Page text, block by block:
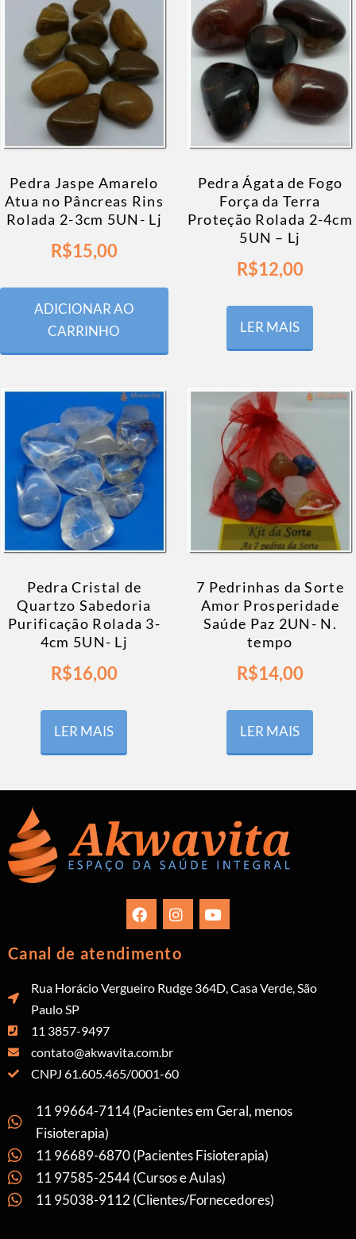
Pedra Jaspe Amarelo
Atua no Pâncreas Rins
Rolada 2-3cm 5UN- Lj
R$15,00
ADICIONAR AO
CARRINHO
Pedra Ágata de Fogo
Força da Terra
Proteção Rolada 2-4cm
5UN – Lj
R$12,00
LER MAIS
Pedra Cristal de
Quartzo Sabedoria
Purificação Rolada 3-
4cm 5UN- Lj
R$16,00
LER MAIS
7 Pedrinhas da Sorte
Amor Prosperidade
Saúde Paz 2UN- N.
tempo
R$14,00
LER MAIS
Canal de atendimento
Rua Horácio Vergueiro Rudge 364D, Casa Verde, São
Paulo SP
11 3857-9497
contato@akwavita.com.br
CNPJ 61.605.465/0001-60
11 99664-7114 (Pacientes em Geral, menos
Fisioterapia)
11 96689-6870 (Pacientes Fisioterapia)
11 97585-2544 (Cursos e Aulas)
11 95038-9112 (Clientes/Fornecedores)